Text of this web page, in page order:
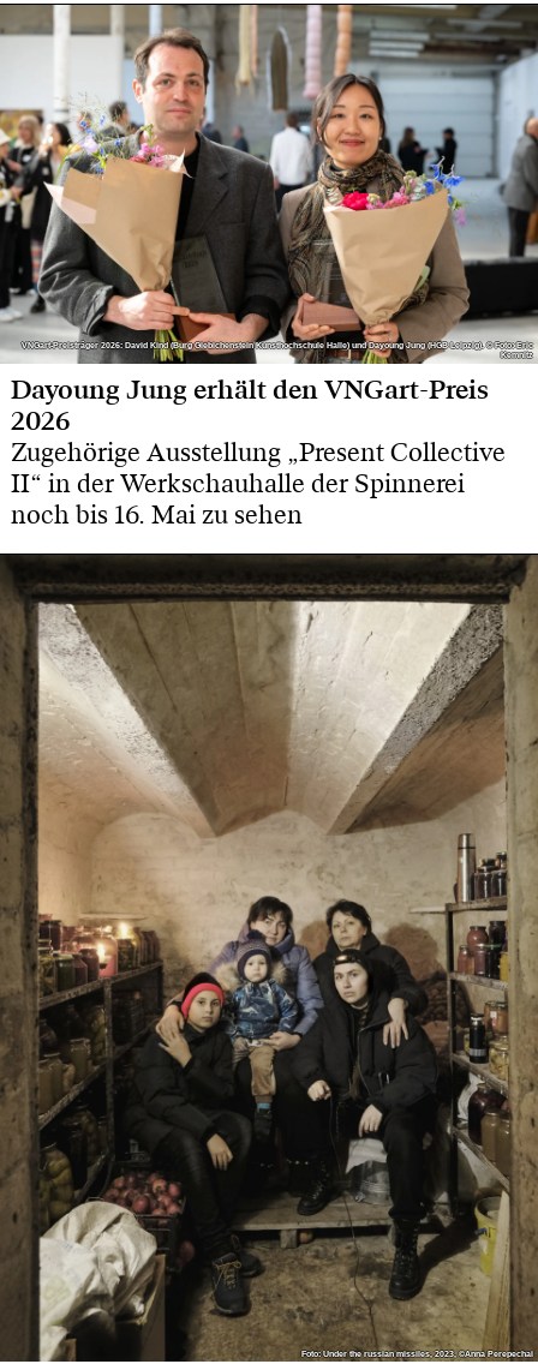
VNGart-Preisträger 2026: David Kind (Burg Giebichenstein Kunsthochschule Halle) und Dayoung Jung (HGB Leipzig). © Foto: Eric
Kemnitz
VNGart-Preisträger 2026: David Kind (Burg Giebichenstein Kunsthochschule Halle) und Dayoung Jung (HGB Leipzig). © Foto: Eric
Kemnitz
Dayoung Jung erhält den VNGart-Preis
2026
Zugehörige Ausstellung „Present Collective
II“ in der Werkschauhalle der Spinnerei
noch bis 16. Mai zu sehen
Foto: Under the russian missiles, 2023, ©Anna Perepechai
Foto: Under the russian missiles, 2023, ©Anna Perepechai